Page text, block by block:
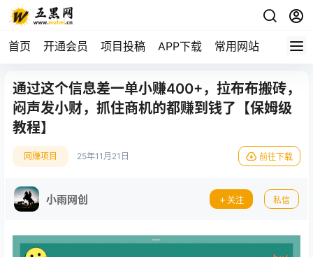
首页 开通会员 项目投稿 APP下载 常用网站
通过这个信息差一单小赚400+，拉布布搬砖，
闷声发小财，抓住商机的都赚到钱了【保姆级
教程】
网赚项目 25年11月21日 前往下载
小雨网创 关注 私信